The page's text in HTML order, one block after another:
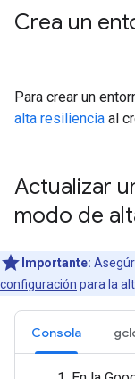
Crea un
Para crear un
alta resiliencia al
Actualizar
modo de
Importante:
configuración para la
Consola